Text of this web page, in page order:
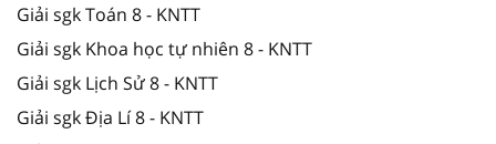
Giải sgk Toán 8 - KNTT
Giải sgk Khoa học tự nhiên 8 - KNTT
Giải sgk Lịch Sử 8 - KNTT
Giải sgk Địa Lí 8 - KNTT